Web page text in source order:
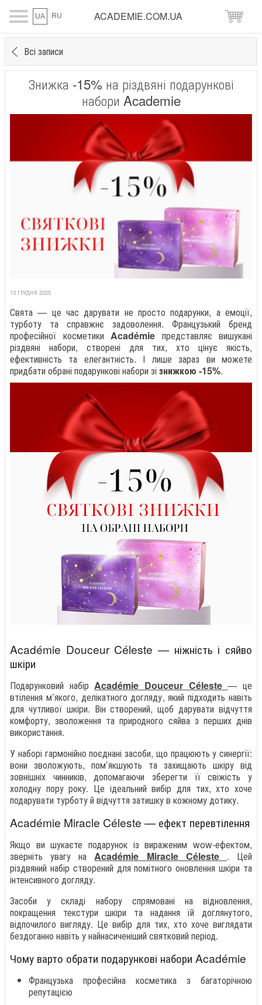
UA RU ACADEMIE.COM.UA
Всі записи
Знижка -15% на різдвяні подарункові
набори Academie
13 ГРУДНЯ 2025
Свята — це час дарувати не просто подарунки, а емоції,
турботу та справжнє задоволення. Французький бренд
професійної косметики Académie представляє вишукані
різдвяні набори, створені для тих, хто цінує якість,
ефективність та елегантність. І лише зараз ви можете
придбати обрані подарункові набори зі знижкою -15%.
Académie Douceur Céleste — ніжність і сяйво
шкіри
Подарунковий набірAcadémie Douceur Céleste — це
втілення м’якого, делікатного догляду, який підходить навіть
для чутливої шкіри. Він створений, щоб дарувати відчуття
комфорту, зволоження та природного сяйва з перших днів
використання.
У наборі гармонійно поєднані засоби, що працюють у синергії:
вони зволожують, пом’якшують та захищають шкіру від
зовнішніх чинників, допомагаючи зберегти її свіжість у
холодну пору року. Це ідеальний вибір для тих, хто хоче
подарувати турботу й відчуття затишку в кожному дотику.
Académie Miracle Céleste — ефект перевтілення
Якщо ви шукаєте подарунок із вираженим wow-ефектом,
зверніть увагу наAcadémie Miracle Céleste
. Цей
різдвяний набір створений для помітного оновлення шкіри та
інтенсивного догляду.
Засоби у складі набору спрямовані на відновлення,
покращення текстури шкіри та надання їй доглянутого,
відпочилого вигляду. Це вибір для тих, хто хоче виглядати
бездоганно навіть у найнасиченіший святковий період.
Чому варто обрати подарункові набори Académie
Французька професійна косметика з багаторічною
репутацією